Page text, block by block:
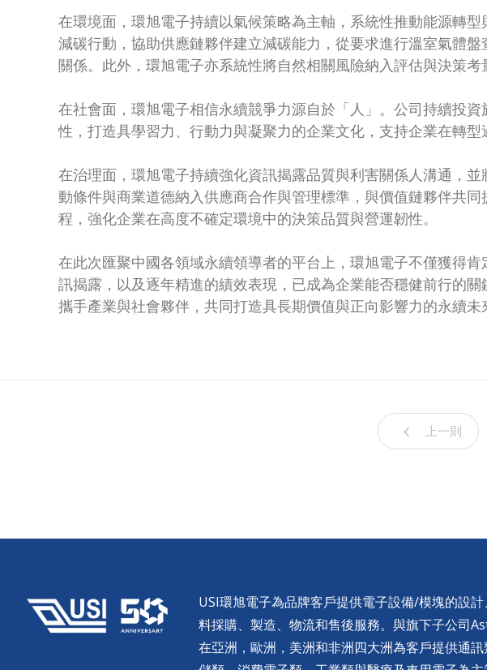
在環境面，環旭電子持續以氣候策略為主軸，系統性推動能源轉
減碳行動，協助供應鏈夥伴建立減碳能力，從要求進行溫室氣體
關係。此外，環旭電子亦系統性將自然相關風險納入評估與決策
在社會面，環旭電子相信永續競爭力源自於「人」。公司持續投
性，打造具學習力、行動力與凝聚力的企業文化，支持企業在轉型
在治理面，環旭電子持續強化資訊揭露品質與利害關係人溝通，
動條件與商業道德納入供應商合作與管理標準，與價值鏈夥伴共
程，強化企業在高度不確定環境中的決策品質與營運韌性。
在此次匯聚中國各領域永續領導者的平台上，環旭電子不僅獲得
訊揭露，以及逐年精進的績效表現，已成為企業能否穩健前行的
攜手產業與社會夥伴，共同打造具長期價值與正向影響力的永續未
上一則
USI環旭電子為品牌客戶提供電子設備/模塊的設
料採購、製造、物流和售後服務。與旗下子公司
在亞洲，歐洲，美洲和非洲四大洲為客戶提供通